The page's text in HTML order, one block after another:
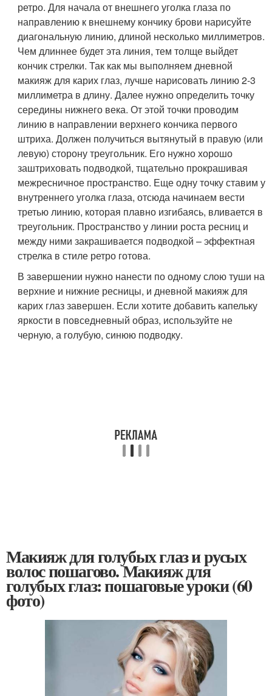
ретро. Для начала от внешнего уголка глаза по
направлению к внешнему кончику брови нарисуйте
диагональную линию, длиной несколько миллиметров.
Чем длиннее будет эта линия, тем толще выйдет
кончик стрелки. Так как мы выполняем дневной
макияж для карих глаз, лучше нарисовать линию 2-3
миллиметра в длину. Далее нужно определить точку
середины нижнего века. От этой точки проводим
линию в направлении верхнего кончика первого
штриха. Должен получиться вытянутый в правую (или
левую) сторону треугольник. Его нужно хорошо
заштриховать подводкой, тщательно прокрашивая
межресничное пространство. Еще одну точку ставим у
внутреннего уголка глаза, отсюда начинаем вести
третью линию, которая плавно изгибаясь, вливается в
треугольник. Пространство у линии роста ресниц и
между ними закрашивается подводкой – эффектная
стрелка в стиле ретро готова.
В завершении нужно нанести по одному слою туши на
верхние и нижние ресницы, и дневной макияж для
карих глаз завершен. Если хотите добавить капельку
яркости в повседневный образ, используйте не
черную, а голубую, синюю подводку.
Макияж для голубых глаз и русых
волос пошагово. Макияж для
голубых глаз: пошаговые уроки (60
фото)